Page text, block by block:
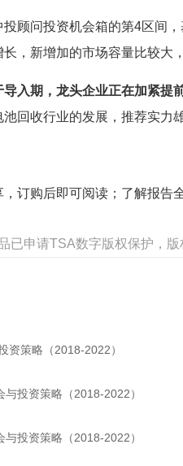
顾问投资机会箱的第4区间，
，新增加的市场容量比较大
入期，龙头企业正在加紧提
回收行业的发展，推荐实力
订购后即可阅读；了解报告
已申请TSA数字版权保护，
资策略（2018-2022）
投资策略（2018-2022）
投资策略（2018-2022）